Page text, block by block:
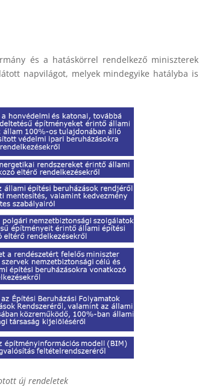
és a hatáskörrel rendelkező miniszterek
napvilágot, melyek mindegyike hatályba is
új rendeletek